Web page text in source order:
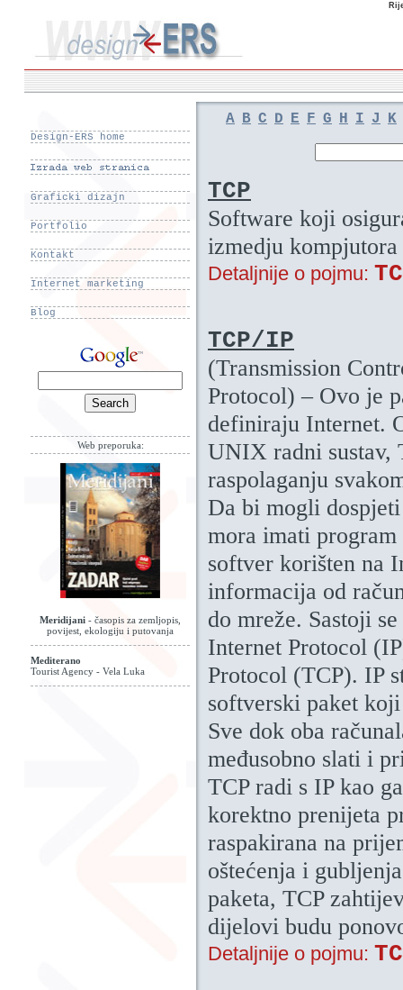
Design-ERS home
Graficki dizajn
Portfolio
Kontakt
Internet marketing
Blog
Web preporuka:
Meridijani - časopis za zemljopis,
povijest, ekologiju i putovanja
Mediterano
Tourist Agency - Vela Luka
A B C D E F G H I J K
TCP
Software koji
izmedju
Detaljnije o pojmu:
TCP/IP
(Transmission
Protocol) – Ovo je
definiraju Internet.
UNIX radni sustav,
raspolaganju
Da bi mogli
mora imati
softver korišten na
informacija od
do mreže. Sastoji
Internet Protocol
Protocol (TCP). IP
softverski paket
Sve dok oba
međusobno slati i
TCP radi s IP kao
korektno prenijeta
raspakirana na
oštećenja i
paketa, TCP
dijelovi budu
Detaljnije o pojmu: